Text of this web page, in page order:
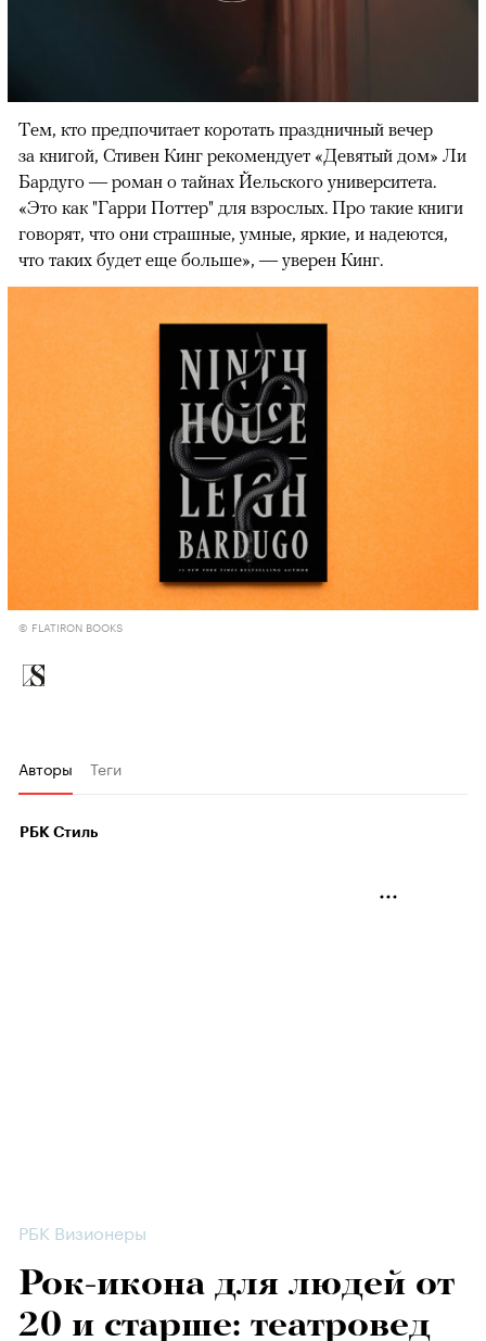
Тем, кто предпочитает коротать праздничный вечер
за книгой, Стивен Кинг рекомендует «Девятый дом» Ли
Бардуго — роман о тайнах Йельского университета.
«Это как "Гарри Поттер" для взрослых. Про такие книги
говорят, что они страшные, умные, яркие, и надеются,
что таких будет еще больше», — уверен Кинг.
© FLATIRON BOOKS
Авторы Теги
РБК Стиль
РБК Визионеры
Рок-икона для людей от
20 и старше: театровед